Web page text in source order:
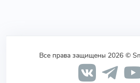
Все права защищены 2026 ©